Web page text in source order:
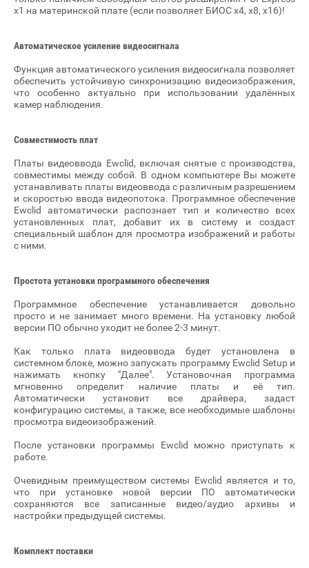
x1 на материнской плате (если позволяет БИОС x4, x8, x16)!
Автоматическое усиление видеосигнала
Функция автоматического усиления видеосигнала позволяет
обеспечить устойчивую синхронизацию видеоизображения,
что особенно актуально при использовании удалённых
камер наблюдения.
Совместимость плат
Платы видеоввода Ewclid, включая снятые с производства,
совместимы между собой. В одном компьютере Вы можете
устанавливать платы видеоввода с различным разрешением
и скоростью ввода видеопотока. Программное обеспечение
Ewclid автоматически распознает тип и количество всех
установленных плат, добавит их в систему и создаст
специальный шаблон для просмотра изображений и работы
с ними.
Простота установки программного обеспечения
Программное обеспечение устанавливается довольно
просто и не занимает много времени. На установку любой
версии ПО обычно уходит не более 2-3 минут.
Как только плата видеоввода будет установлена в
системном блоке, можно запускать программу Ewclid Setup и
нажимать кнопку "Далее". Установочная программа
мгновенно определит наличие платы и её тип.
Автоматически установит все драйвера, задаст
конфигурацию системы, а также, все необходимые шаблоны
просмотра видеоизображений.
После установки программы Ewclid можно приступать к
работе.
Очевидным преимуществом системы Ewclid является и то,
что при установке новой версии ПО автоматически
сохраняются все записанные видео/аудио архивы и
настройки предыдущей системы.
Комплект поставки